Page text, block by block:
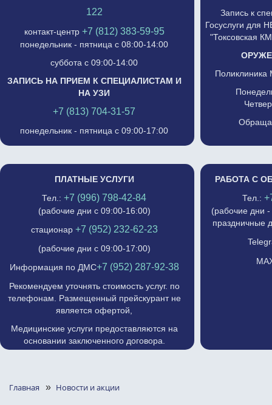
122
контакт-центр +7 (812) 383-59-95
понедельник - пятница с 08:00-14:00
суббота с 09:00-14:00
ЗАПИСЬ НА ПРИЕМ К СПЕЦИАЛИСТАМ И
НА УЗИ
+7 (813) 704-31-57
понедельник - пятница с 09:00-17:00
Запись к
Госуслуги для
"Токсовская
Поликлиника
ПЛАТНЫЕ УСЛУГИ
Тел.: +7 (996) 798-42-84
(рабочие дни с 09:00-16:00)
стационар +7 (952) 232-62-23
(рабочие дни с 09:00-17:00)
Информация по ДМС+7 (952) 287-92-38
Рекомендуем уточнять стоимость услуг. по
телефонам. Размещенный прейскурант не
является офертой,
Медицинские услуги предоставляются на
основании заключенного договора.
РАБОТА С
Тел.:
(рабочие дни
праздничные
Главная » Новости и акции